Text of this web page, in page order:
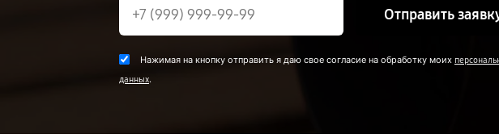
Отправить
Нажимая на кнопку отправить я даю свое согласие на обработку моих
данных.